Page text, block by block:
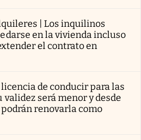
| Los inquilinos
en la vivienda incluso
el contrato en
de conducir para las
será menor y desde
renovarla como